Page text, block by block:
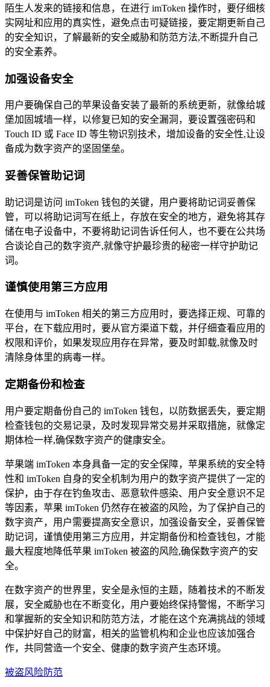
陌生人发来的链接和信息，在进行 imToken 操作时，要仔细核
实网址和应用的真实性，避免点击可疑链接，要定期更新自己
的安全知识，了解最新的安全威胁和防范方法,不断提升自己
的安全素养。
加强设备安全
用户要确保自己的苹果设备安装了最新的系统更新，就像给城
堡加固城墙一样，以修复已知的安全漏洞，要设置强密码和
Touch ID 或 Face ID 等生物识别技术，增加设备的安全性,让设
备成为数字资产的坚固堡垒。
妥善保管助记词
助记词是访问 imToken 钱包的关键，用户要将助记词妥善保
管，可以将助记词写在纸上，存放在安全的地方，避免将其存
储在电子设备中，不要将助记词告诉任何人，也不要在公共场
合谈论自己的数字资产,就像守护最珍贵的秘密一样守护助记
词。
谨慎使用第三方应用
在使用与 imToken 相关的第三方应用时，要选择正规、可靠的
平台，在下载应用时，要从官方渠道下载，并仔细查看应用的
权限和评价，如果发现应用存在异常，要及时卸载,就像及时
清除身体里的病毒一样。
定期备份和检查
用户要定期备份自己的 imToken 钱包，以防数据丢失，要定期
检查钱包的交易记录，及时发现异常交易并采取措施，就像定
期体检一样,确保数字资产的健康安全。
苹果端 imToken 本身具备一定的安全保障，苹果系统的安全特
性和 imToken 自身的安全机制为用户的数字资产提供了一定的
保护，由于存在钓鱼攻击、恶意软件感染、用户安全意识不足
等因素，苹果 imToken 仍然存在被盗的风险，为了保护自己的
数字资产，用户需要提高安全意识，加强设备安全，妥善保管
助记词，谨慎使用第三方应用，并定期备份和检查钱包，才能
最大程度地降低苹果 imToken 被盗的风险,确保数字资产的安
全。
在数字资产的世界里，安全是永恒的主题，随着技术的不断发
展，安全威胁也在不断变化，用户要始终保持警惕，不断学习
和掌握新的安全知识和防范方法，才能在这个充满挑战的领域
中保护好自己的财富，相关的监管机构和企业也应该加强合
作，共同营造一个安全、健康的数字资产生态环境。
被盗风险防范